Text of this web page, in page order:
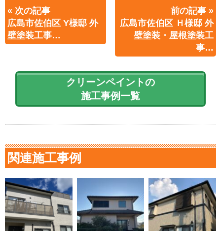
« 次の記事
広島市佐伯区 Y様邸 外
壁塗装工事…
前の記事 »
広島市佐伯区 Ｈ様邸 外
壁塗装・屋根塗装工
事…
クリーンペイントの
施工事例一覧
関連施工事例